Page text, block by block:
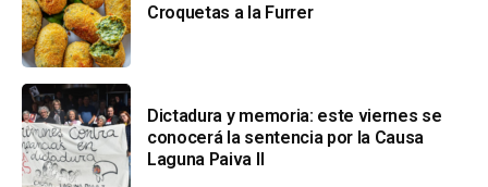
Croquetas a la Furrer
Dictadura y memoria: este viernes se
conocerá la sentencia por la Causa
Laguna Paiva II